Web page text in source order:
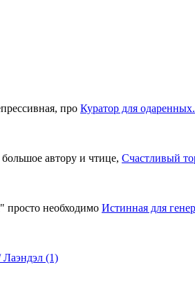
про Куратор для
автору и чтице, Счастливый
просто необходимо Истинная для
(1)